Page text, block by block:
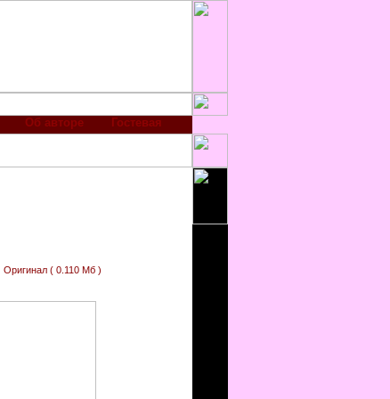
Об авторе Гостевая
Оригинал ( 0.110 Мб )